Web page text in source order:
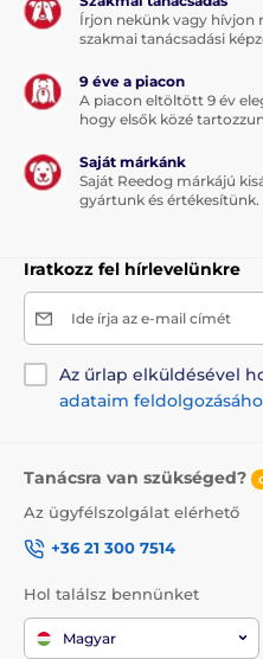
Írjon nekünk vagy hívjon
szakmai tanácsadási
9 éve a piacon
A piacon eltöltött 9 év
hogy elsők közé
Saját márkánk
Saját Reedog márkájú
gyártunk és értékesítünk.
Iratkozz fel hírlevelünkre
Ide írja az e-mail címét
Az űrlap elküldésével
adataim
Tanácsra van szükséged?
Az ügyfélszolgálat elérhető
+36 21 300 7514
Hol találsz bennünket
Magyar